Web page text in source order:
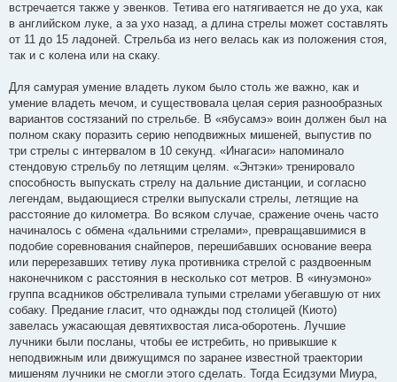
встречается также у эвенков. Тетива его натягивается не до уха, как
в английском луке, а за ухо назад, а длина стрелы может составлять
от 11 до 15 ладоней. Стрельба из него велась как из положения стоя,
так и с колена или на скаку.
Для самурая умение владеть луком было столь же важно, как и
умение владеть мечом, и существовала целая серия разнообразных
вариантов состязаний по стрельбе. В «ябусамэ» воин должен был на
полном скаку поразить серию неподвижных мишеней, выпустив по
три стрелы с интервалом в 10 секунд. «Инагаси» напоминало
стендовую стрельбу по летящим целям. «Энтэки» тренировало
способность выпускать стрелу на дальние дистанции, и согласно
легендам, выдающиеся стрелки выпускали стрелы, летящие на
расстояние до километра. Во всяком случае, сражение очень часто
начиналось с обмена «дальними стрелами», превращавшимися в
подобие соревнования снайперов, перешибавших основание веера
или перерезавших тетиву лука противника стрелой с раздвоенным
наконечником с расстояния в несколько сот метров. В «инуэмоно»
группа всадников обстреливала тупыми стрелами убегавшую от них
собаку. Предание гласит, что однажды под столицей (Киото)
завелась ужасающая девятихвостая лиса-оборотень. Лучшие
лучники были посланы, чтобы ее истребить, но привыкшие к
неподвижным или движущимся по заранее известной траектории
мишеням лучники не смогли этого сделать. Тогда Есидзуми Миура,